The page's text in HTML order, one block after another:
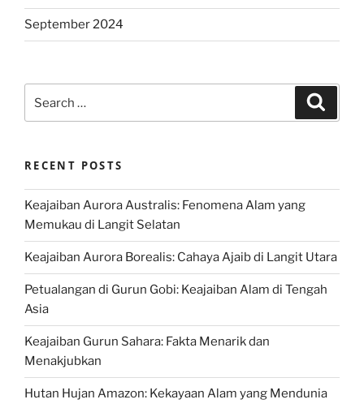
September 2024
for:
RECENT POSTS
Keajaiban Aurora Australis: Fenomena Alam yang
Memukau di Langit Selatan
Keajaiban Aurora Borealis: Cahaya Ajaib di Langit Utara
Petualangan di Gurun Gobi: Keajaiban Alam di Tengah
Asia
Keajaiban Gurun Sahara: Fakta Menarik dan
Menakjubkan
Hutan Hujan Amazon: Kekayaan Alam yang Mendunia